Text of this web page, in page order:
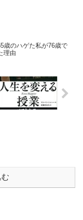
歳のハゲた私が76歳で
理由